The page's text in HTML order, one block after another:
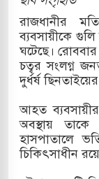
ছাড়লেন জনপ্রিয়
অ্যারেস্ট আবেদন,
নতুন
রাজধানীর
ব্যবসায়ীকে
ঘটেছে।
চত্বর সংলগ্ন
দুর্ধর্ষ
আহত
অবস্থায়
হাসপাতালে
চিকিৎসাধীন